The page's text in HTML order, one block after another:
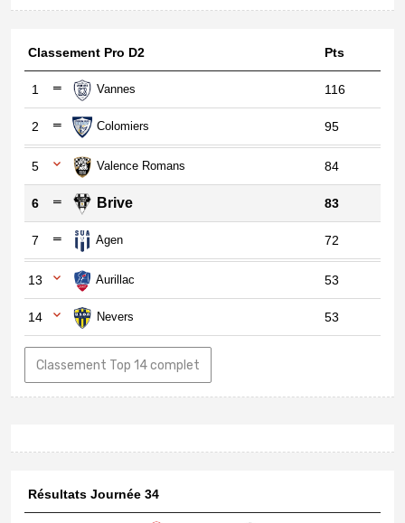
Classement Pro D2 Pts
1 Vannes 116
2 Colomiers 95
5 Valence Romans 84
6 Brive 83
7 Agen 72
13 Aurillac 53
14 Nevers 53
Classement Top 14 complet
Résultats Journée 34